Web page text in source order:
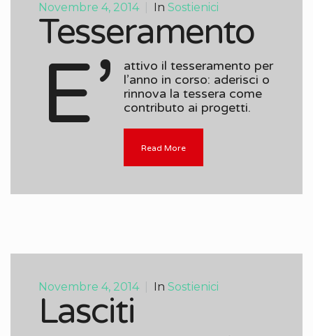
Novembre 4, 2014 In Sostienici
Tesseramento
E’
attivo il tesseramento per
l’anno in corso: aderisci o
rinnova la tessera come
contributo ai progetti.
Read More
Novembre 4, 2014 In Sostienici
Lasciti